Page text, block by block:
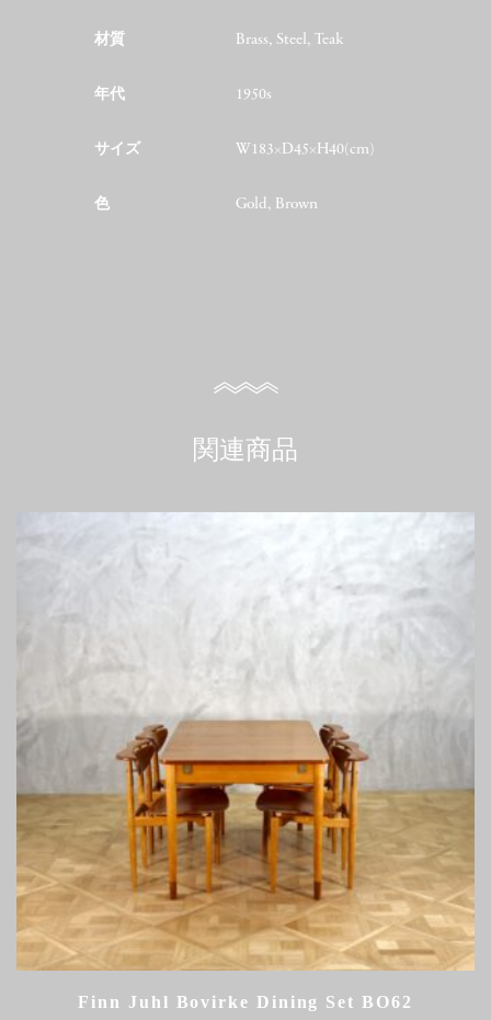
材質 Brass, Steel, Teak
年代 1950s
サイズ W183×D45×H40(cm)
色 Gold, Brown
関連商品
Finn Juhl Bovirke Dining Set BO62